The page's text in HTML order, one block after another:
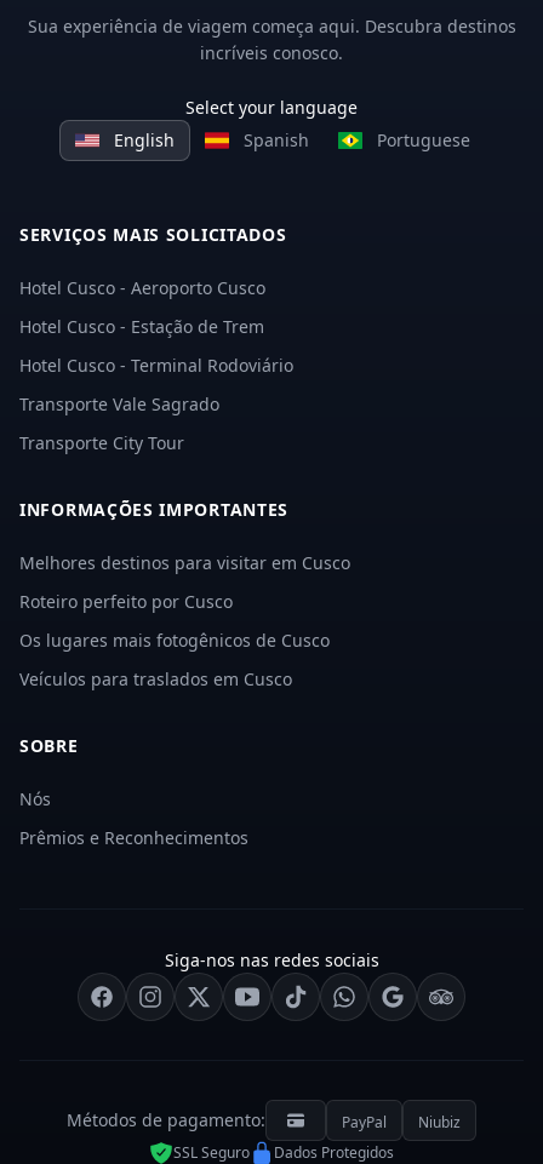
Sua experiência de viagem começa aqui. Descubra destinos
incríveis conosco.
Select your language
English
Spanish Portuguese
SERVIÇOS MAIS SOLICITADOS
Hotel Cusco - Aeroporto Cusco
Hotel Cusco - Estação de Trem
Hotel Cusco - Terminal Rodoviário
Transporte Vale Sagrado
Transporte City Tour
INFORMAÇÕES IMPORTANTES
Melhores destinos para visitar em Cusco
Roteiro perfeito por Cusco
Os lugares mais fotogênicos de Cusco
Veículos para traslados em Cusco
SOBRE
Nós
Prêmios e Reconhecimentos
Siga-nos nas redes sociais
Métodos de pagamento: PayPal
Niubiz
SSL Seguro
Dados Protegidos